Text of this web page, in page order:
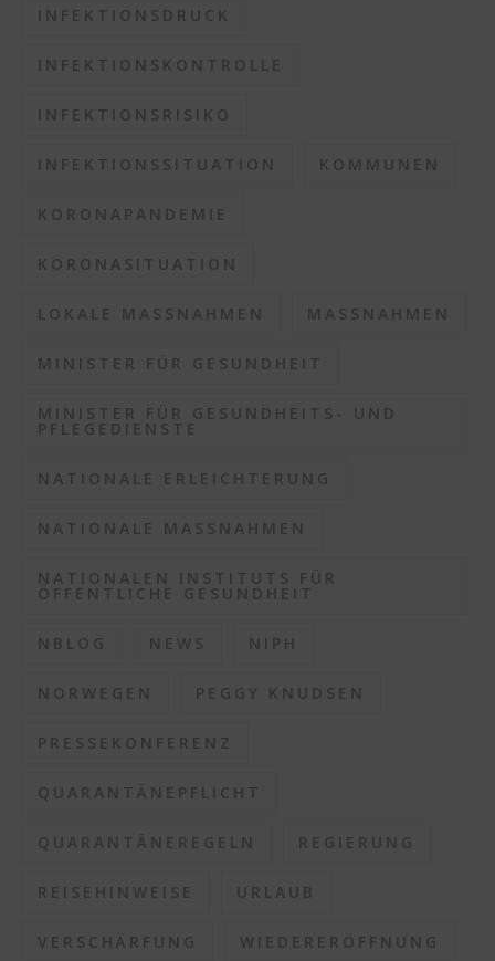
INFEKTIONSDRUCK
INFEKTIONSKONTROLLE
INFEKTIONSRISIKO
INFEKTIONSSITUATION KOMMUNEN
KORONAPANDEMIE
KORONASITUATION
LOKALE MASSNAHMEN MASSNAHMEN
MINISTER FÜR GESUNDHEIT
MINISTER FÜR GESUNDHEITS- UND
PFLEGEDIENSTE
NATIONALE ERLEICHTERUNG
NATIONALE MASSNAHMEN
NATIONALEN INSTITUTS FÜR
ÖFFENTLICHE GESUNDHEIT
NBLOG NEWS NIPH
NORWEGEN PEGGY KNUDSEN
PRESSEKONFERENZ
QUARANTÄNEPFLICHT
QUARANTÄNEREGELN REGIERUNG
REISEHINWEISE URLAUB
VERSCHÄRFUNG WIEDERERÖFFNUNG